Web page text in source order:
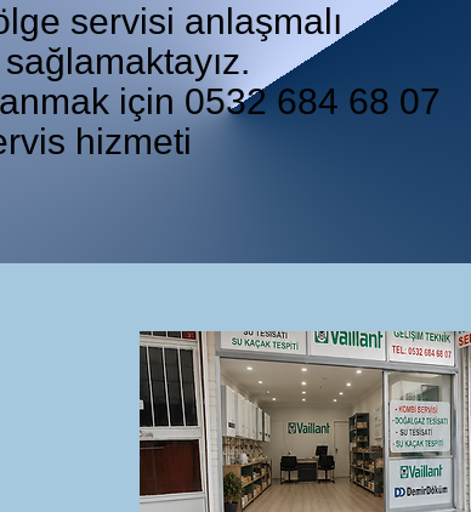
servisi anlaşmalı
için 0532 684 68 07
hizmeti